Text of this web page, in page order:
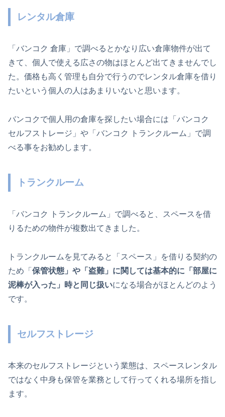
レンタル倉庫
「バンコク 倉庫」で調べるとかなり広い倉庫物件が出て
きて、個人で使える広さの物はほとんど出てきませんでし
た。価格も高く管理も自分で行うのでレンタル倉庫を借り
たいという個人の人はあまりいないと思います。
バンコクで個人用の倉庫を探したい場合には「バンコク
セルフストレージ」や「バンコク トランクルーム」で調
べる事をお勧めします。
トランクルーム
「バンコク トランクルーム」で調べると、スペースを借
りるための物件が複数出てきました。
トランクルームを見てみると「スペース」を借りる契約の
ため「 保管状態」や「盗難」に関しては基本的に「部屋に
泥棒が入った」時と同じ扱いになる場合がほとんどのよう
です。
セルフストレージ
本来のセルフストレージという業態は、スペースレンタル
ではなく中身も保管を業務として行ってくれる場所を指し
ます。